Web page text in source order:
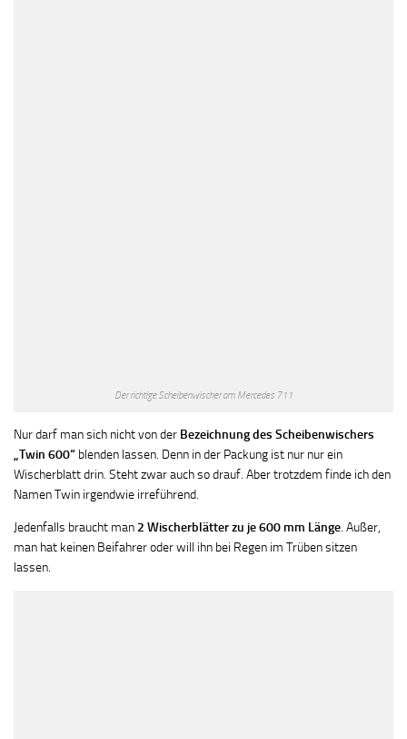
Der richtige Scheibenwischer am Mercedes 711
Nur darf man sich nicht von der Bezeichnung des Scheibenwischers
„Twin 600“ blenden lassen. Denn in der Packung ist nur nur ein
Wischerblatt drin. Steht zwar auch so drauf. Aber trotzdem finde ich den
Namen Twin irgendwie irreführend.
Jedenfalls braucht man 2 Wischerblätter zu je 600 mm Länge. Außer,
man hat keinen Beifahrer oder will ihn bei Regen im Trüben sitzen
lassen.